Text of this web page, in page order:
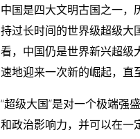
中国是四大文明古国之一，
持过长时间的世界级超级大
看，中国仍是世界新兴超级
速地迎来一次新的崛起，直
“超级大国”是对一个极端强
和政治影响力，并可以在一